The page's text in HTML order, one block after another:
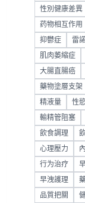
性別健康差異
药物相互作用
抑鬱症 雷
肌肉萎縮症
大腸直腸癌
藥物塗層支架
精液量 性
輸精管阻塞
飲食調理
心理壓力
行为治疗
早洩護理
品質把關